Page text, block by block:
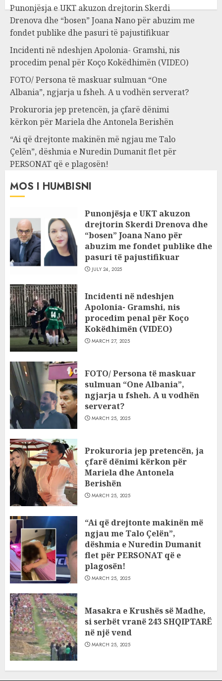
Punonjësja e UKT akuzon drejtorin Skerdi
Drenova dhe “bosen” Joana Nano për abuzim me
fondet publike dhe pasuri të pajustifikuar
Incidenti në ndeshjen Apolonia- Gramshi, nis
procedim penal për Koço Kokëdhimën (VIDEO)
FOTO/ Persona të maskuar sulmuan “One
Albania”, ngjarja u fsheh. A u vodhën serverat?
Prokuroria jep pretencën, ja çfarë dënimi
kërkon për Mariela dhe Antonela Berishën
“Ai që drejtonte makinën më ngjau me Talo
Çelën”, dëshmia e Nuredin Dumanit flet për
PERSONAT që e plagosën!
MOS I HUMBISNI
Punonjësja e UKT akuzon
drejtorin Skerdi Drenova dhe
“bosen” Joana Nano për
abuzim me fondet publike dhe
pasuri të pajustifikuar
JULY 24, 2025
Incidenti në ndeshjen
Apolonia- Gramshi, nis
procedim penal për Koço
Kokëdhimën (VIDEO)
MARCH 27, 2025
FOTO/ Persona të maskuar
sulmuan “One Albania”,
ngjarja u fsheh. A u vodhën
serverat?
MARCH 25, 2025
Prokuroria jep pretencën, ja
çfarë dënimi kërkon për
Mariela dhe Antonela
Berishën
MARCH 25, 2025
“Ai që drejtonte makinën më
ngjau me Talo Çelën”,
dëshmia e Nuredin Dumanit
flet për PERSONAT që e
plagosën!
MARCH 25, 2025
Masakra e Krushës së Madhe,
si serbët vranë 243 SHQIPTARË
në një vend
MARCH 25, 2025